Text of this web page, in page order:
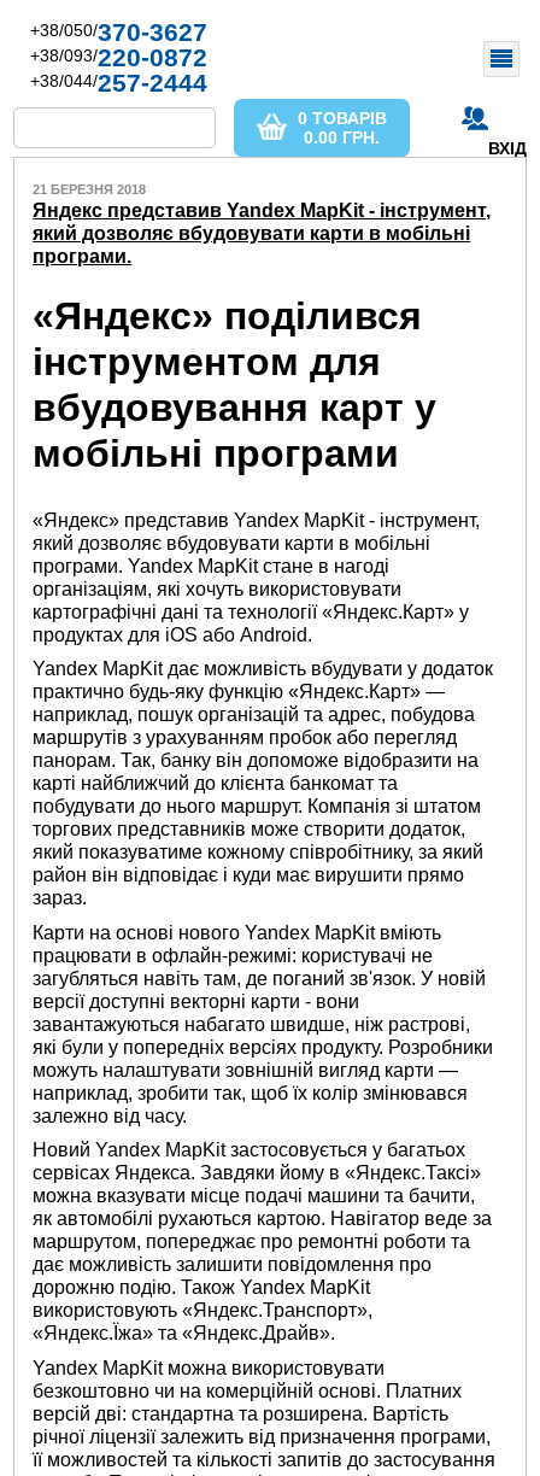
+38/050/370-3627
+38/093/220-0872
+38/044/257-2444
ВХІД
0 ТОВАРІВ
0.00 ГРН.
21 БЕРЕЗНЯ 2018
Яндекс представив Yandex MapKit - інструмент,
який дозволяє вбудовувати карти в мобільні
програми.
«Яндекс» поділився
інструментом для
вбудовування карт у
мобільні програми
«Яндекс» представив Yandex MapKit - інструмент,
який дозволяє вбудовувати карти в мобільні
програми. Yandex MapKit стане в нагоді
організаціям, які хочуть використовувати
картографічні дані та технології «Яндекс.Карт» у
продуктах для iOS або Android.
Yandex MapKit дає можливість вбудувати у додаток
практично будь-яку функцію «Яндекс.Карт» —
наприклад, пошук організацій та адрес, побудова
маршрутів з урахуванням пробок або перегляд
панорам. Так, банку він допоможе відобразити на
карті найближчий до клієнта банкомат та
побудувати до нього маршрут. Компанія зі штатом
торгових представників може створити додаток,
який показуватиме кожному співробітнику, за який
район він відповідає і куди має вирушити прямо
зараз.
Карти на основі нового Yandex MapKit вміють
працювати в офлайн-режимі: користувачі не
загубляться навіть там, де поганий зв'язок. У новій
версії доступні векторні карти - вони
завантажуються набагато швидше, ніж растрові,
які були у попередніх версіях продукту. Розробники
можуть налаштувати зовнішній вигляд карти —
наприклад, зробити так, щоб їх колір змінювався
залежно від часу.
Новий Yandex MapKit застосовується у багатьох
сервісах Яндекса. Завдяки йому в «Яндекс.Таксі»
можна вказувати місце подачі машини та бачити,
як автомобілі рухаються картою. Навігатор веде за
маршрутом, попереджає про ремонтні роботи та
дає можливість залишити повідомлення про
дорожню подію. Також Yandex MapKit
використовують «Яндекс.Транспорт»,
«Яндекс.Їжа» та «Яндекс.Драйв».
Yandex MapKit можна використовувати
безкоштовно чи на комерційній основі. Платних
версій дві: стандартна та розширена. Вартість
річної ліцензії залежить від призначення програми,
її можливостей та кількості запитів до застосування